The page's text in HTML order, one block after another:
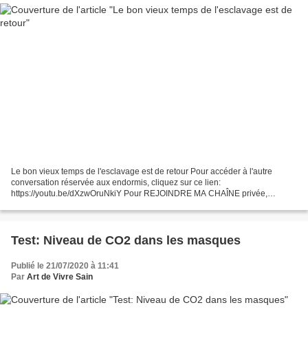
Le bon vieux temps de l'esclavage est de retour Pour accéder à l'autre
conversation réservée aux endormis, cliquez sur ce lien:
https://youtu.be/dXzwOruNkiY Pour REJOINDRE MA CHAÎNE privée,
https://formations.emergences.net/iln......
Test: Niveau de CO2 dans les masques
Publié le 21/07/2020 à 11:41
Par Art de Vivre Sain